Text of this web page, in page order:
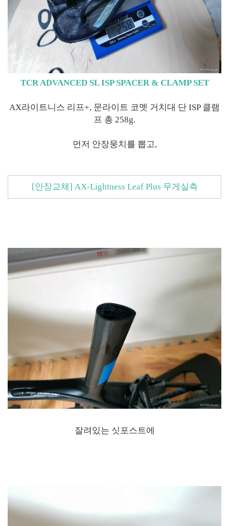
TCR ADVANCED SL ISP SPACER & CLAMP SET
AX라이트니스 리프+, 문라이트 코멧 거치대 단 ISP 클램
프 총 258g.
먼저 안장뭉치를 뽑고,
[안장교체] AX-Lightness Leaf Plus 무게실측
잘려있는 싯포스트에